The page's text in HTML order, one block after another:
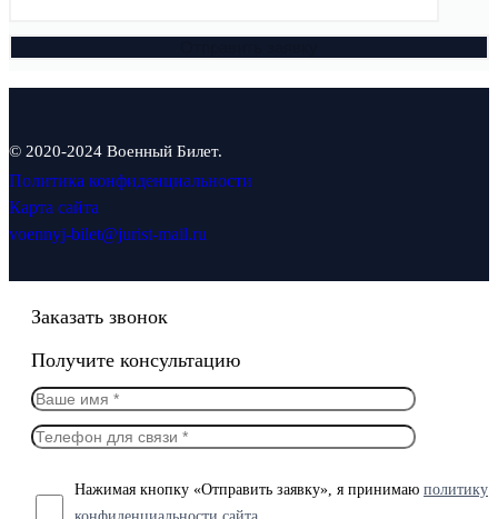
© 2020-2024 Военный Билет.
Политика конфиденциальности
Карта сайта
voennyj-bilet@jurist-mail.ru
Заказать звонок
Получите консультацию
Нажимая кнопку «Отправить заявку», я принимаю политику